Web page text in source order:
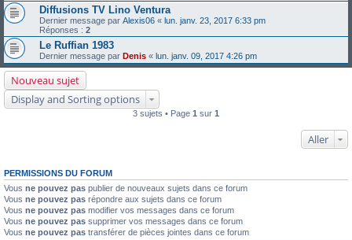
Diffusions TV Lino Ventura
Dernier message par Alexis06 « lun. janv. 23, 2017 6:33 pm
Réponses : 2
Le Ruffian 1983
Dernier message par Denis « lun. janv. 09, 2017 4:26 pm
Nouveau sujet
Display and Sorting options
3 sujets • Page 1 sur 1
Aller
PERMISSIONS DU FORUM
Vous ne pouvez pas publier de nouveaux sujets dans ce forum
Vous ne pouvez pas répondre aux sujets dans ce forum
Vous ne pouvez pas modifier vos messages dans ce forum
Vous ne pouvez pas supprimer vos messages dans ce forum
Vous ne pouvez pas transférer de pièces jointes dans ce forum